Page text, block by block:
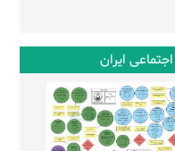
ایران